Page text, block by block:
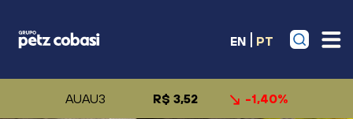
EN PT
AUAU3 R$ 3,52 -1,40%